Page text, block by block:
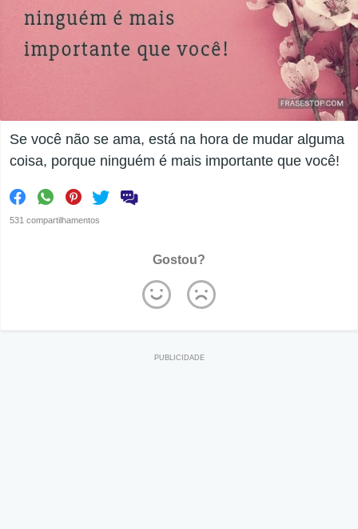
Se você não se ama, está na hora de mudar alguma
coisa, porque ninguém é mais importante que você!
531 compartilhamentos
Gostou?